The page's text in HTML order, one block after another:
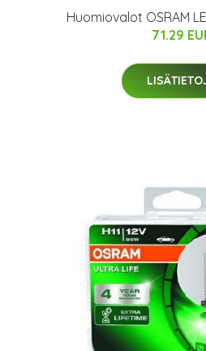
Huomiovalot OSRAM
71.29